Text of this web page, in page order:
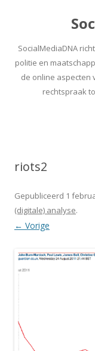
SocialMediaDNA
politie en
de online aspecten
rechtspraak
riots2
Gepubliceerd 1
(digitale) analyse.
← Vorige